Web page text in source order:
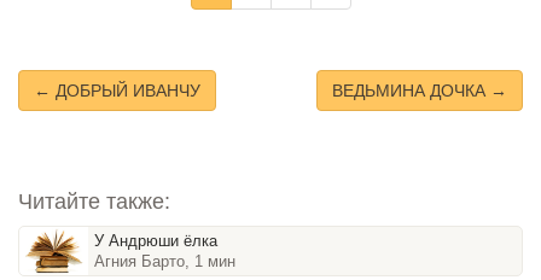
← ДОБРЫЙ ИВАНЧУ ВЕДЬМИНА ДОЧКА →
Читайте также:
У Андрюши ёлка
Агния Барто, 1 мин